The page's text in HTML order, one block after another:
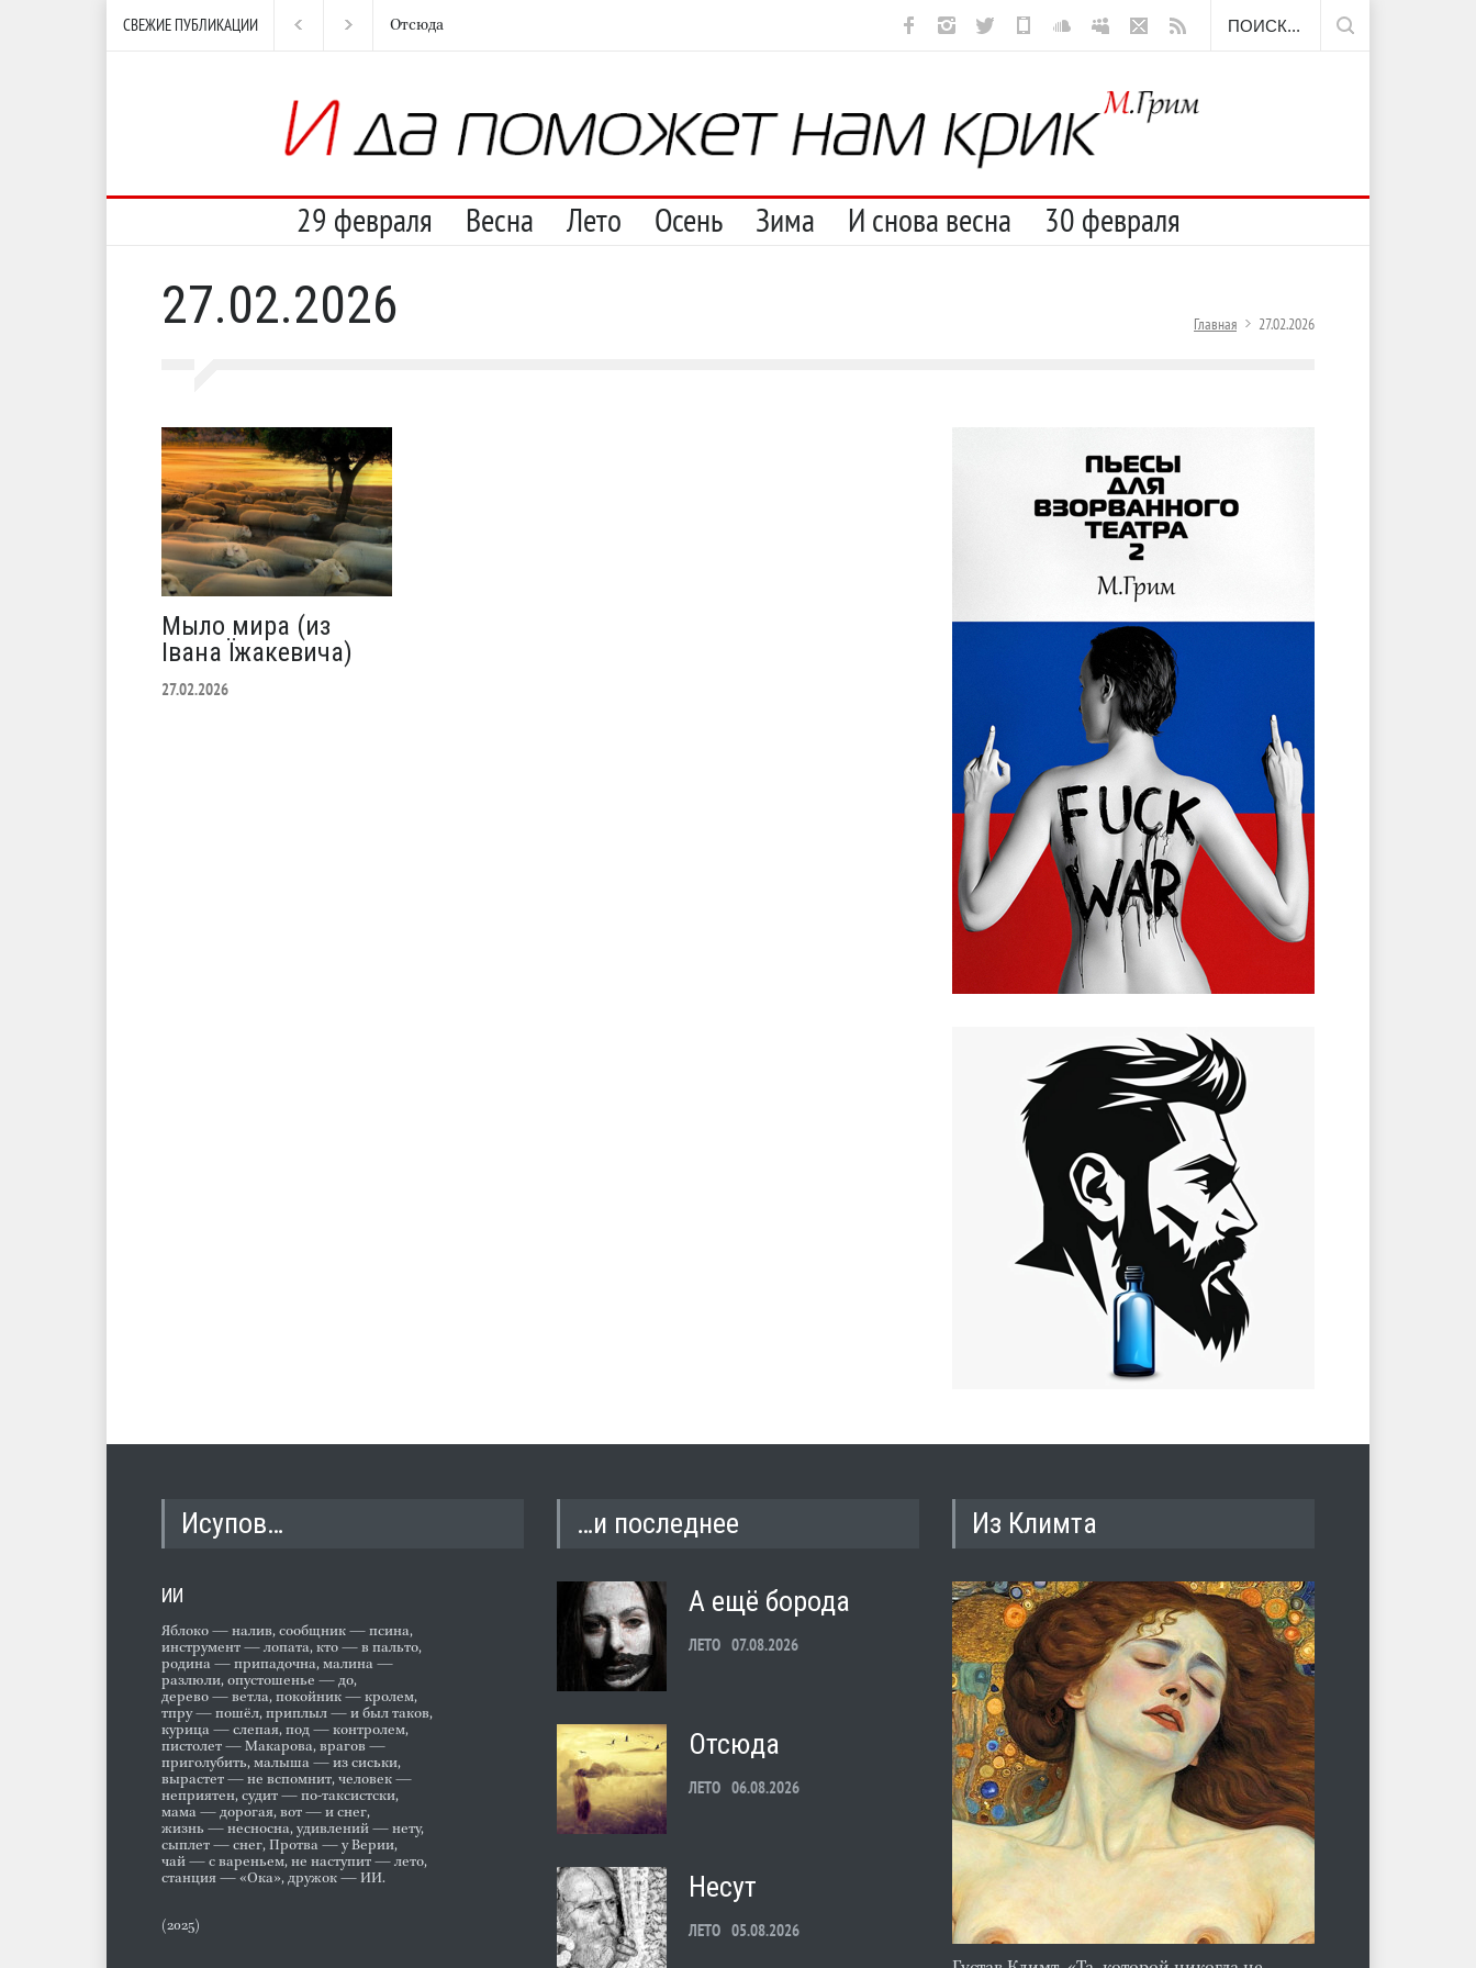
СВЕЖИЕ ПУБЛИКАЦИИ Отсюда Марципан (из Агнии Барто) А ещё борода
29 февраля Весна Лето Осень Зима И снова весна 30 февраля
27.02.2026 Главная 27.02.2026
Мыло мира (из
Івана Їжакевича)
27.02.2026
Исупов…
ИИ
Яблоко — налив, сообщник — псина,
инструмент — лопата, кто — в пальто,
родина — припадочна, малина —
разлюли, опустошенье — до,
дерево — ветла, покойник — кролем,
тпру — пошёл, приплыл — и был таков,
курица — слепая, под — контролем,
пистолет — Макарова, врагов —
приголубить, малыша — из сиськи,
вырастет — не вспомнит, человек —
неприятен, судит — по-таксистски,
мама — дорогая, вот — и снег,
жизнь — несносна, удивлений — нету,
сыплет — снег, Протва — у Верии,
чай — с вареньем, не наступит — лето,
станция — «Ока», дружок — ИИ.
(2025)
…и последнее
А ещё борода
ЛЕТО 07.08.2026
Отсюда
ЛЕТО 06.08.2026
Несут
ЛЕТО 05.08.2026
Из Климта